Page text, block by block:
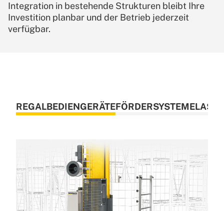
Integration in bestehende Strukturen bleibt Ihre
Investition planbar und der Betrieb jederzeit
verfügbar.
REGALBEDIENGERÄTEFÖRDERSYSTEME